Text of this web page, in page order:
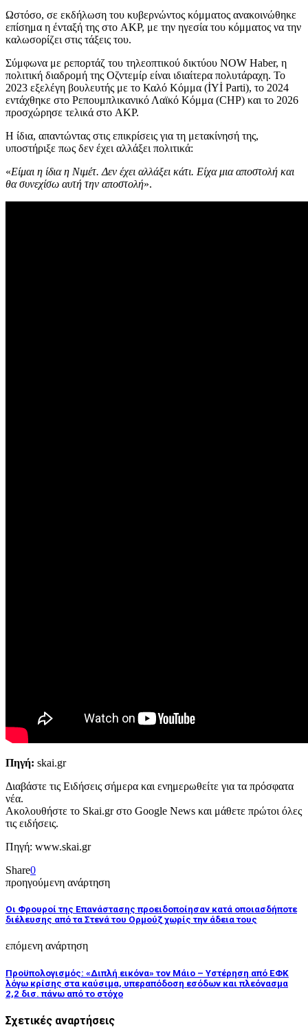
Ωστόσο, σε εκδήλωση του κυβερνώντος κόμματος ανακοινώθηκε
επίσημα η ένταξή της στο AKP, με την ηγεσία του κόμματος να την
καλωσορίζει στις τάξεις του.
Σύμφωνα με ρεπορτάζ του τηλεοπτικού δικτύου NOW Haber, η
πολιτική διαδρομή της Οζντεμίρ είναι ιδιαίτερα πολυτάραχη. Το
2023 εξελέγη βουλευτής με το Καλό Κόμμα (İYİ Parti), το 2024
εντάχθηκε στο Ρεπουμπλικανικό Λαϊκό Κόμμα (CHP) και το 2026
προσχώρησε τελικά στο AKP.
Η ίδια, απαντώντας στις επικρίσεις για τη μετακίνησή της,
υποστήριξε πως δεν έχει αλλάξει πολιτικά:
«Είμαι η ίδια η Νιμέτ. Δεν έχει αλλάξει κάτι. Είχα μια αποστολή και
θα συνεχίσω αυτή την αποστολή».
Πηγή: skai.gr
Διαβάστε τις Ειδήσεις σήμερα και ενημερωθείτε για τα πρόσφατα
νέα.
Ακολουθήστε το Skai.gr στο Google News και μάθετε πρώτοι όλες
τις ειδήσεις.
Πηγή: www.skai.gr
Share0
προηγούμενη ανάρτηση
Οι Φρουροί της Επανάστασης προειδοποίησαν κατά οποιασδήποτε
διέλευσης από τα Στενά του Ορμούζ χωρίς την άδεια τους
επόμενη ανάρτηση
Προϋπολογισμός: «Διπλή εικόνα» τον Μάιο – Υστέρηση από ΕΦΚ
λόγω κρίσης στα καύσιμα, υπεραπόδοση εσόδων και πλεόνασμα
2,2 δισ. πάνω από το στόχο
Σχετικές αναρτήσεις